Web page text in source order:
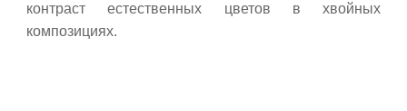
контраст естественных цветов в хвойных
композициях.